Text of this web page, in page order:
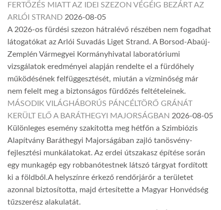
FERTŐZÉS MIATT AZ IDEI SZEZON VÉGÉIG BEZÁRT AZ
ARLÓI STRAND 2026-08-05
A 2026-os fürdési szezon hátralévő részében nem fogadhat
látogatókat az Arlói Suvadás Liget Strand. A Borsod-Abaúj-
Zemplén Vármegyei Kormányhivatal laboratóriumi
vizsgálatok eredményei alapján rendelte el a fürdőhely
működésének felfüggesztését, miután a vízminőség már
nem felelt meg a biztonságos fürdőzés feltételeinek.
MÁSODIK VILÁGHÁBORÚS PÁNCÉLTÖRŐ GRÁNÁT
KERÜLT ELŐ A BARÁTHEGYI MAJORSÁGBAN 2026-08-05
Különleges esemény szakította meg hétfőn a Szimbiózis
Alapítvány Baráthegyi Majorságában zajló tanösvény-
fejlesztési munkálatokat. Az erdei útszakasz építése során
egy munkagép egy robbanótestnek látszó tárgyat fordított
ki a földből.A helyszínre érkező rendőrjárőr a területet
azonnal biztosította, majd értesítette a Magyar Honvédség
tűzszerész alakulatát.